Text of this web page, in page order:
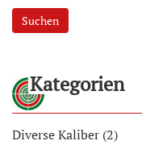
Suchen
Kategorien
Diverse Kaliber (2)